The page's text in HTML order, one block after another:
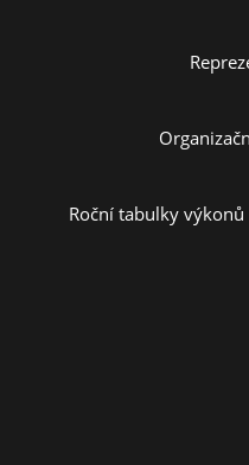
Roční tabulky výkonů